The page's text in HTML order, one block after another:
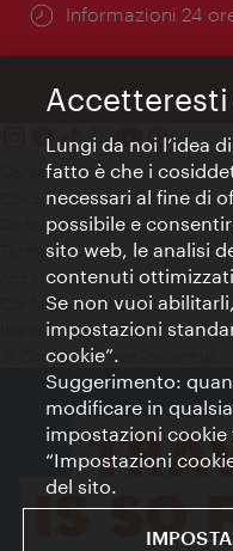
Öffnungszeiten:
Informazioni 24
Contatti
Colophon
Dichiarazione sulla
Terms of Use
Accessibilità
Contatto stampa
Impostazioni cookie
© Copyright WienTourismus
Lungi da noi l’idea
fatto è che i
necessari al fine di
possibile e
sito web, le analisi
contenuti
Se non vuoi
impostazioni
cookie”.
Suggerimento:
modificare in
impostazioni
“Impostazioni
del sito.